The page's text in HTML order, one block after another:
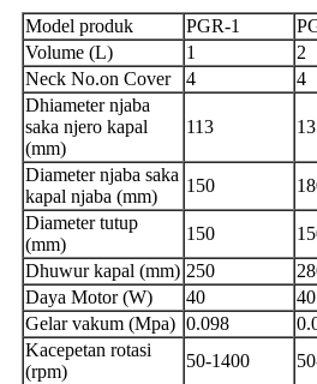
Model produk PGR-1
Volume (L)
1 2
Neck No.on Cover
4 4
Dhiameter njaba
saka njero kapal
(mm)
113
Diameter njaba saka
kapal njaba (mm)
150
Diameter tutup
(mm)
150
Dhuwur kapal (mm) 250
Daya Motor (W)
40 40
Gelar vakum (Mpa) 0.098
Kacepetan rotasi
(rpm)
50-1400